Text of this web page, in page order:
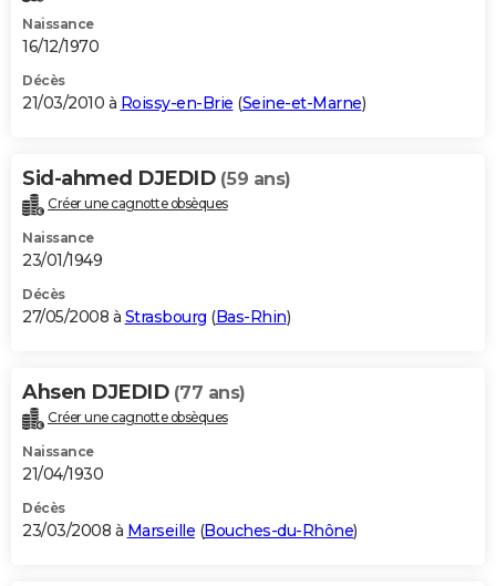
Naissance
16/12/1970
Décès
21/03/2010 à Roissy-en-Brie (Seine-et-Marne)
Sid-ahmed DJEDID (59 ans)
Créer une cagnotte obsèques
Naissance
23/01/1949
Décès
27/05/2008 à Strasbourg (Bas-Rhin)
Ahsen DJEDID (77 ans)
Créer une cagnotte obsèques
Naissance
21/04/1930
Décès
23/03/2008 à Marseille (Bouches-du-Rhône)